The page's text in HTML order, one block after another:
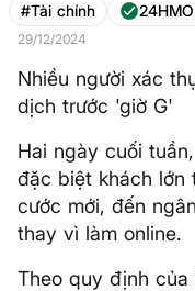
#Tài chính
29/12/2024
Nhiều người xác
dịch trước 'giờ G'
Hai ngày cuối
đặc biệt khách lớn
cước mới, đến
thay vì làm online.
Theo quy định của